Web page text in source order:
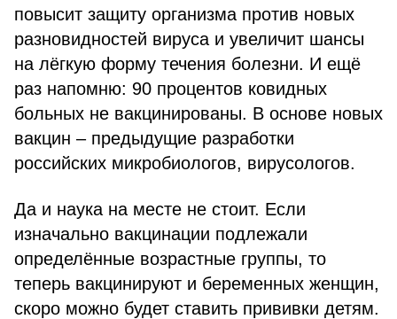
повысит защиту организма против новых
разновидностей вируса и увеличит шансы
на лёгкую форму течения болезни. И ещё
раз напомню: 90 процентов ковидных
больных не вакцинированы. В основе новых
вакцин – предыдущие разработки
российских микробиологов, вирусологов.
Да и наука на месте не стоит. Если
изначально вакцинации подлежали
определённые возрастные группы, то
теперь вакцинируют и беременных женщин,
скоро можно будет ставить прививки детям.